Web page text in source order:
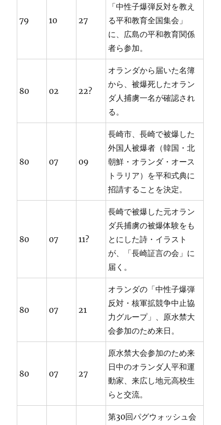
79 10 27
「中性子爆弾反対を教え
る平和教育全国集会」
に、広島の平和教育関係
者ら参加。
80 02 22?
オランダから届いた名簿
から、被爆死したオラン
ダ人捕虜一名が確認され
る。
80 07 09
長崎市、長崎で被爆した
外国人被爆者（韓国・北
朝鮮・オランダ・オース
トラリア）を平和式典に
招請することを決定。
80 07 11?
長崎で被爆した元オラン
ダ兵捕虜の被爆体験をも
とにした詩・イラスト
が、「長崎証言の会」に
届く。
80 07 21
オランダの「中性子爆弾
反対・核軍拡競争中止協
力グループ」、原水禁大
会参加のため来日。
80 07 27
原水禁大会参加のため来
日中のオランダ人平和運
動家、来広し地元高校生
らと交流。
第30回パグウォッシュ会